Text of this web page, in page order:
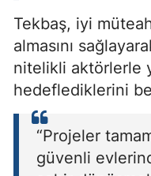
Tekbaş, iyi
almasını
nitelikli aktörlerle
hedeflediklerini
“Projeler
güvenli